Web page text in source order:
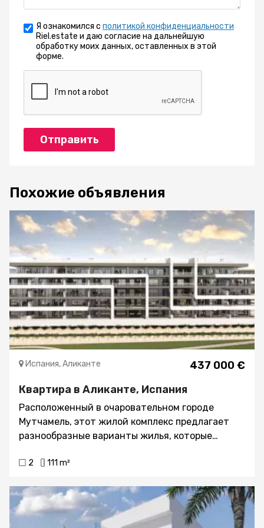
Я ознакомился с политикой конфиденциальности
Riel.estate и даю согласие на дальнейшую
обработку моих данных, оставленных в этой
форме.
Отправить
Похожие объявления
437 000 €
Испания, Аликанте
Квартира в Аликанте, Испания
Расположенный в очаровательном городе
Мутчамель, этот жилой комплекс предлагает
разнообразные варианты жилья, которые
Всего 123 объекта недвижимости, будущие
первыми этажами и пентхаусами, все они
спроектированы для максимального комфорта и
функциональности. Местоположение идеально
2 111 m²